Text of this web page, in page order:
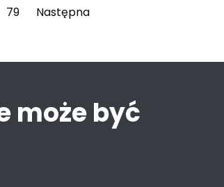
79 Następna
może być